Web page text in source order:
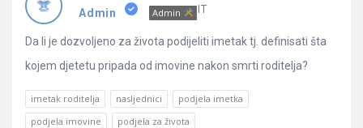
Admin Admin IT
Da li je dozvoljeno za života podijeliti imetak tj. definisati šta
kojem djetetu pripada od imovine nakon smrti roditelja?
imetak roditelja nasljednici
podjela imetka
podjela imovine
podjela za života